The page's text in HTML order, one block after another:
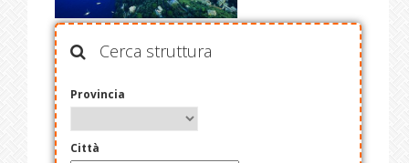
Cerca struttura
Provincia
Città